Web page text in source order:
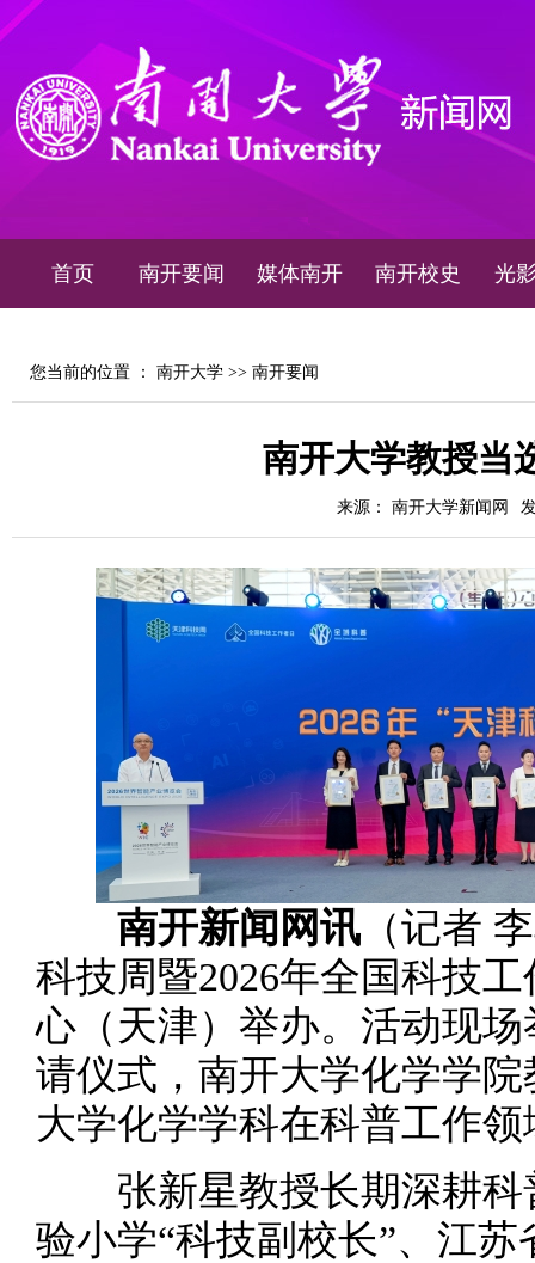
首页 南开要闻 媒体南开 南开校史 光
您当前的位置 ： 南开大学 >> 南开要闻
南开大学教授当
来源： 南开大学新闻网
南开新闻网讯 （记者
科技周暨2026年全国科技
心（天津）举办。活动现场
请仪式，南开大学化学学
大学化学学科在科普工作
张新星教授长期深耕科
验小学“科技副校长”、江